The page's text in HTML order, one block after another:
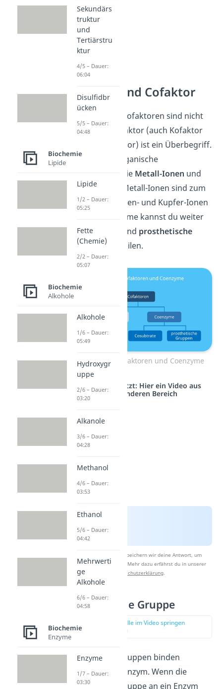
Coenzym und Cofaktor
Coenzyme und Cofaktoren sind nicht
das Gleiche. Cofaktor (auch Kofaktor
oder engl. cofactor) ist ein Überbegriff.
Er umfasst anorganische
Komponenten wie Metall-Ionen und
Coenzyme
. Mit Metall-Ionen sind zum
Beispiel Zink-, Eisen- und Kupfer-Ionen
gemeint. Coenzyme kannst du weiter
Cosubstrate und prosthetische
Gruppenunterteilen.
Unterteilung Cofaktoren und Coenzyme
Studyflix vernetzt: Hier ein Video aus
einem anderen Bereich
Nach Beantwortung speichern wir deine Antwort, um
Studyflix zu verbessern. Mehr dazu erfährst du in unserer
Datenschutzerklärung.
Prosthetische Gruppe
zur Stelle im Video springen
(01:07)
Prosthetische Gruppen binden
kovalent an ein Enzym. Wenn die
prosthetische Gruppe an ein Enzym
Sekundärs
truktur
und
Tertiärstru
ktur
4/5 – Dauer:
06:04
Disulfidbr
ücken
5/5 – Dauer:
04:48
Biochemie
Lipide
Lipide
1/2 – Dauer:
05:25
Fette
(Chemie)
2/2 – Dauer:
05:07
Biochemie
Alkohole
Alkohole
1/6 – Dauer:
05:49
Hydroxygr
uppe
2/6 – Dauer:
03:20
Alkanole
3/6 – Dauer:
04:28
Methanol
4/6 – Dauer:
03:53
Ethanol
5/6 – Dauer:
04:42
Mehrwerti
ge
Alkohole
6/6 – Dauer:
04:58
Biochemie
Enzyme
Enzyme
1/7 – Dauer:
03:30